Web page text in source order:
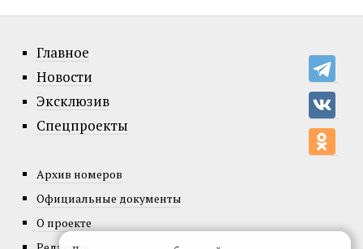
Главное
Новости
Эксклюзив
Спецпроекты
Архив номеров
Официальные документы
О проекте